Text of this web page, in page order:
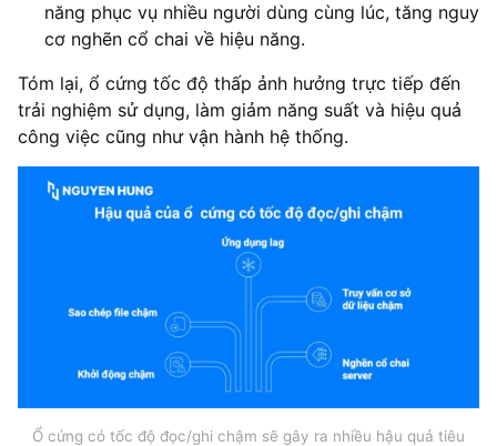
năng phục vụ nhiều người dùng cùng lúc, tăng nguy
cơ nghẽn cổ chai về hiệu năng.
Tóm lại, ổ cứng tốc độ thấp ảnh hưởng trực tiếp đến
trải nghiệm sử dụng, làm giảm năng suất và hiệu quả
công việc cũng như vận hành hệ thống.
Ổ cứng có tốc độ đọc/ghi chậm sẽ gây ra nhiều hậu quả tiêu